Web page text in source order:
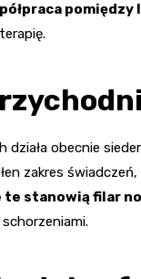
działa obecnie
zakres
te stanowią filar